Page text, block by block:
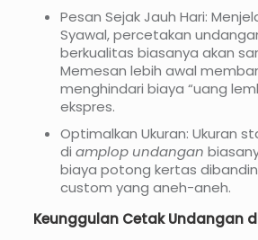
Pesan Sejak Jauh Hari:
Syawal, percetakan
berkualitas biasanya akan
Memesan lebih awal
menghindari biaya “uang
ekspres.
Optimalkan Ukuran: Ukuran
di amplop undangan
biaya potong kertas
custom yang aneh-aneh.
Keunggulan Cetak Undangan